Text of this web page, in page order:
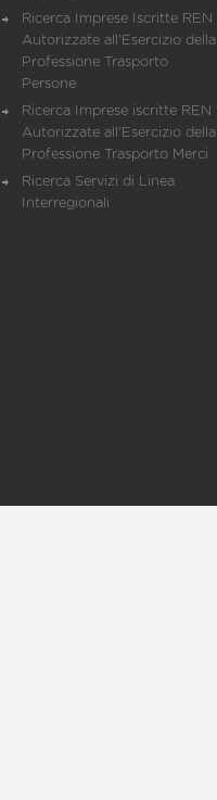
Ricerca Imprese Iscritte REN
Autorizzate all'Esercizio della
Professione Trasporto
Persone
Ricerca Imprese iscritte REN
Autorizzate all'Esercizio della
Professione Trasporto Merci
Ricerca Servizi di Linea
Interregionali